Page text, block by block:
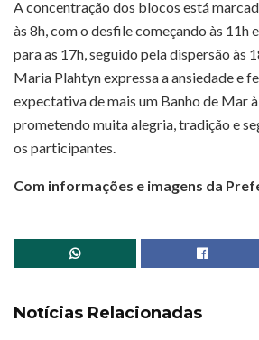
A concentração dos blocos está
às 8h, com o desfile começando às 11h
para as 17h, seguido pela dispersão às
Maria Plahtyn expressa a ansiedade e
expectativa de mais um Banho de Mar à
prometendo muita alegria, tradição e
os participantes.
Com informações e imagens da
Notícias Relacionadas